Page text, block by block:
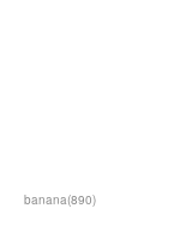
banana(890)